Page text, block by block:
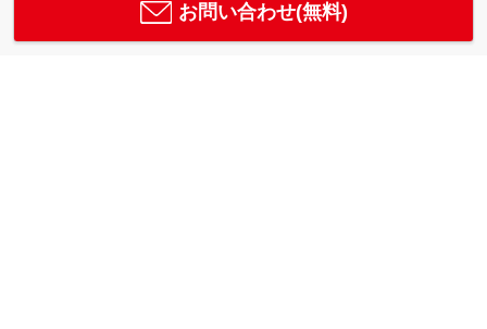
お問い合わせ(無料)